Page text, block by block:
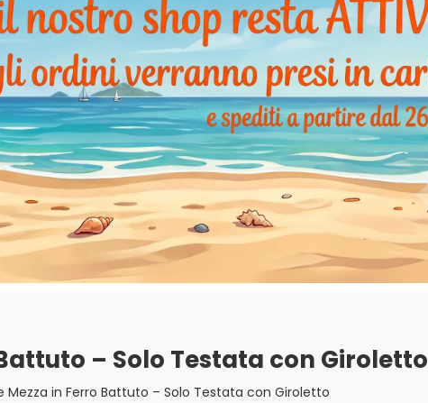
– Solo Testata con Giroletto
Mezza in Ferro Battuto – Solo Testata con Giroletto